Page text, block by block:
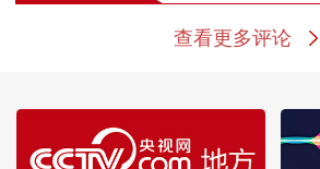
查看更多评论